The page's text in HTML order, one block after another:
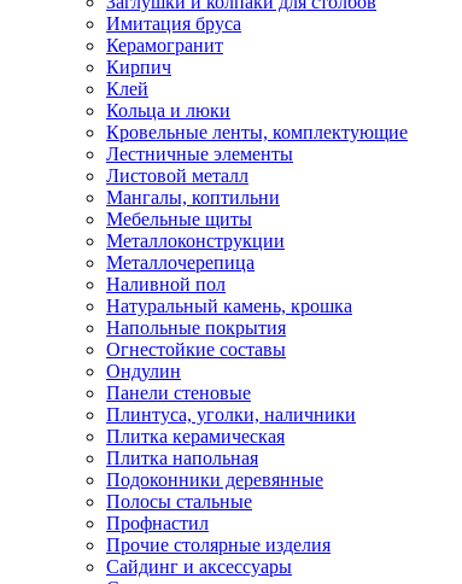
Имитация бруса
Керамогранит
Кирпич
Клей
Кольца и люки
Кровельные ленты, комплектующие
Лестничные элементы
Листовой металл
Мангалы, коптильни
Мебельные щиты
Металлоконструкции
Металлочерепица
Наливной пол
Натуральный камень, крошка
Напольные покрытия
Огнестойкие составы
Ондулин
Панели стеновые
Плинтуса, уголки, наличники
Плитка керамическая
Плитка напольная
Подоконники деревянные
Полосы стальные
Профнастил
Прочие столярные изделия
Сайдинг и аксессуары